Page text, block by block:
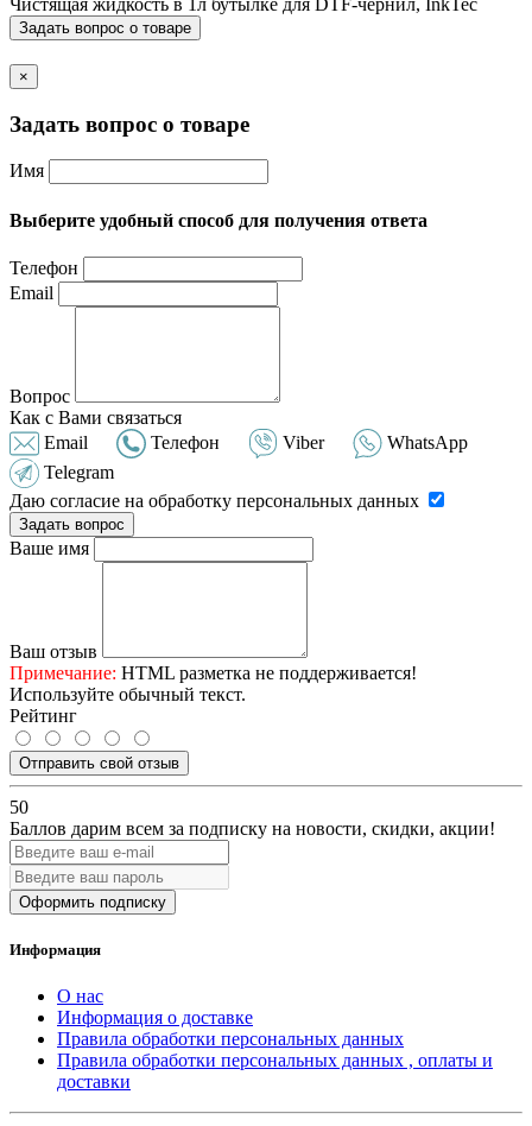
Задать вопрос о товаре
×
Задать вопрос о товаре
Имя
Выберите удобный способ для получения ответа
Телефон
Email
Вопрос
Как с Вами связаться
Email
Телефон Viber
WhatsApp
Telegram
Даю согласие на обработку персональных данных
Задать вопрос
Ваше имя
Ваш отзыв
Примечание: HTML разметка не поддерживается!
Используйте обычный текст.
Рейтинг
Отправить свой отзыв
50
Баллов дарим всем за подписку на новости, скидки, акции!
Оформить подписку
Информация
О нас
Информация о доставке
Правила обработки персональных данных
Правила обработки персональных данных , оплаты и
доставки